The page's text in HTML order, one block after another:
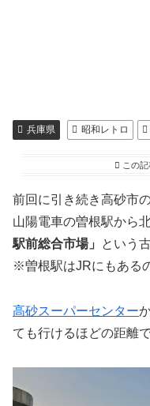
兵庫県 昭和レトロ
この
前回に引き続き高砂市の
山陽電車の曽根駅から
駅前総合市場」
という
※曽根駅はJRにもある
高砂スーパーセンター
ても行けるほどの距離で